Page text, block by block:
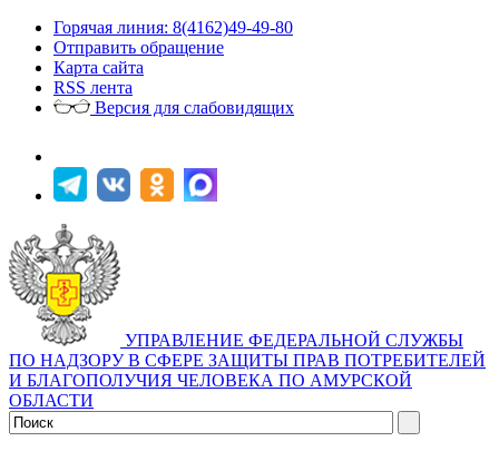
Горячая линия: 8(4162)49-49-80
Отправить обращение
Карта сайта
RSS лента
Версия для слабовидящих
УПРАВЛЕНИЕ ФЕДЕРАЛЬНОЙ СЛУЖБЫ
ПО НАДЗОРУ В СФЕРЕ ЗАЩИТЫ ПРАВ ПОТРЕБИТЕЛЕЙ
И БЛАГОПОЛУЧИЯ ЧЕЛОВЕКА ПО АМУРСКОЙ
ОБЛАСТИ